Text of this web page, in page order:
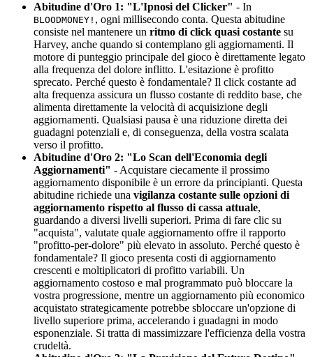
Abitudine d'Oro 1: "L'Ipnosi del Clicker" - In
BLOODMONEY! , ogni millisecondo conta. Questa abitudine
consiste nel mantenere un ritmo di click quasi costante su
Harvey, anche quando si contemplano gli aggiornamenti. Il
motore di punteggio principale del gioco è direttamente legato
alla frequenza del dolore inflitto. L'esitazione è profitto
sprecato. Perché questo è fondamentale? Il click costante ad
alta frequenza assicura un flusso costante di reddito base, che
alimenta direttamente la velocità di acquisizione degli
aggiornamenti. Qualsiasi pausa è una riduzione diretta dei
guadagni potenziali e, di conseguenza, della vostra scalata
verso il profitto.
Abitudine d'Oro 2: "Lo Scan dell'Economia degli
Aggiornamenti" - Acquistare ciecamente il prossimo
aggiornamento disponibile è un errore da principianti. Questa
abitudine richiede una vigilanza costante sulle opzioni di
aggiornamento rispetto al flusso di cassa attuale,
guardando a diversi livelli superiori. Prima di fare clic su
"acquista", valutate quale aggiornamento offre il rapporto
"profitto-per-dolore" più elevato in assoluto. Perché questo è
fondamentale? Il gioco presenta costi di aggiornamento
crescenti e moltiplicatori di profitto variabili. Un
aggiornamento costoso e mal programmato può bloccare la
vostra progressione, mentre un aggiornamento più economico
acquistato strategicamente potrebbe sbloccare un'opzione di
livello superiore prima, accelerando i guadagni in modo
esponenziale. Si tratta di massimizzare l'efficienza della vostra
crudeltà.